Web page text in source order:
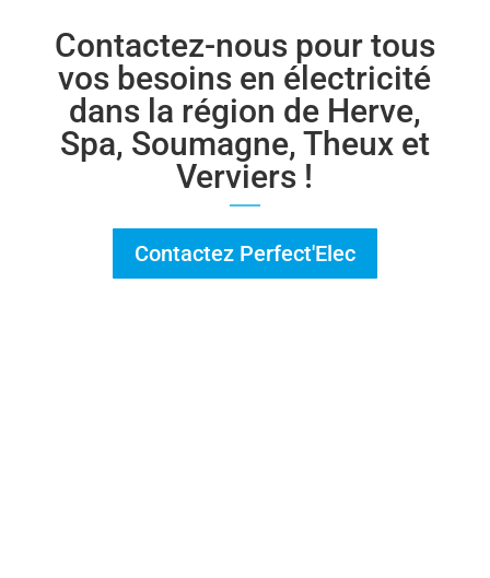
Contactez-nous pour tous
vos besoins en électricité
dans la région de Herve,
Spa, Soumagne, Theux et
Verviers !
Contactez Perfect'Elec